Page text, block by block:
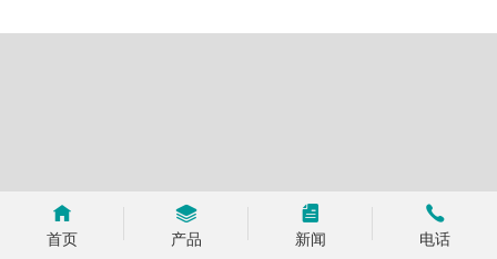
首页 产品 新闻 电话